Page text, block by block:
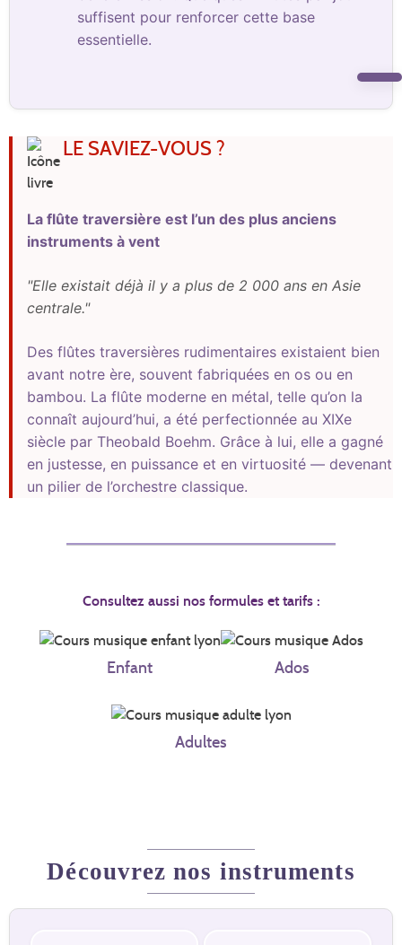
suffisent pour renforcer cette base
essentielle.
LE SAVIEZ-VOUS ?
La flûte traversière est l’un des plus anciens
instruments à vent
"Elle existait déjà il y a plus de 2 000 ans en Asie
centrale."
Des flûtes traversières rudimentaires existaient bien
avant notre ère, souvent fabriquées en os ou en
bambou. La flûte moderne en métal, telle qu’on la
connaît aujourd’hui, a été perfectionnée au XIXe
siècle par Theobald Boehm. Grâce à lui, elle a gagné
en justesse, en puissance et en virtuosité — devenant
un pilier de l’orchestre classique.
Consultez aussi nos formules et tarifs :
Enfant Ados
Adultes
Découvrez nos instruments